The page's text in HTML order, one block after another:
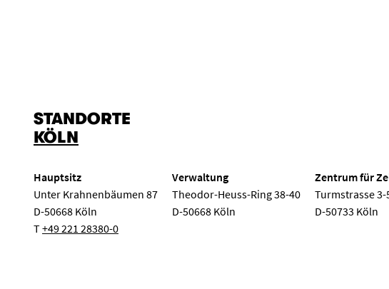
Hochschule für Musik und Tanz Köln
STANDORTE
KÖLN
Hauptsitz
Unter Krahnenbäumen 87
D-50668 Köln
T+49 221 28380-0
Verwaltung
Theodor-Heuss-Ring 38-40
D-50668 Köln
Zentrum für
Turmstrasse 3-
D-50733 Köln